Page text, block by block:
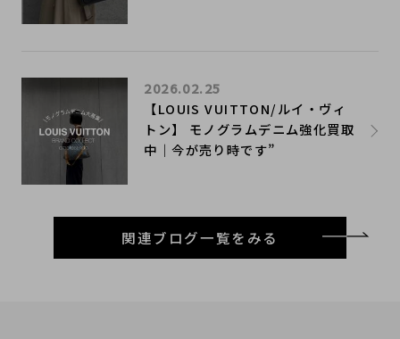
【LOUIS VUITTON/ルイ・ヴィ
トン】 モノグラムデニム強化買取
中｜今が売り時です”
2026.02.25
関連ブログ一覧をみる